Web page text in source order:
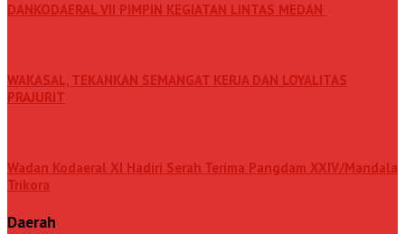
DANKODAERAL VII PIMPIN KEGIATAN LINTAS MEDAN
WAKASAL, TEKANKAN SEMANGAT KERJA DAN LOYALITAS
PRAJURIT
Wadan Kodaeral XI Hadiri Serah Terima Pangdam XXIV/Mandala
Trikora
Daerah